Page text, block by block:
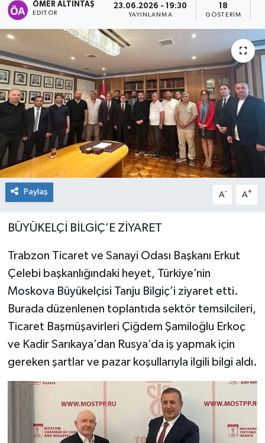
ÖMER ALTINTAŞ
EDITÖR
23.06.2026 - 19:30
YAYINLANMA
18
GÖSTERIM
Paylaş A- A+
BÜYÜKELÇİ BİLGİÇ’E ZİYARET
Trabzon Ticaret ve Sanayi Odası Başkanı Erkut
Çelebi başkanlığındaki heyet, Türkiye’nin
Moskova Büyükelçisi Tanju Bilgiç’i ziyaret etti.
Burada düzenlenen toplantıda sektör temsilcileri,
Ticaret Başmüşavirleri Çiğdem Şamiloğlu Erkoç
ve Kadir Sarıkaya’dan Rusya’da iş yapmak için
gereken şartlar ve pazar koşullarıyla ilgili bilgi aldı.